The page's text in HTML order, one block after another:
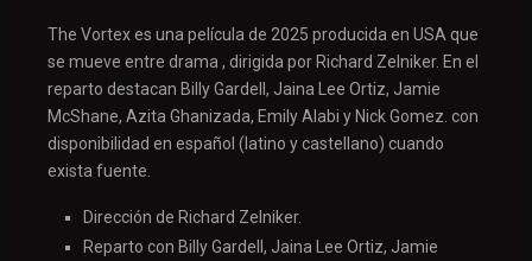
The Vortex es una película de 2025 producida en USA que
se mueve entre drama , dirigida por Richard Zelniker. En el
reparto destacan Billy Gardell, Jaina Lee Ortiz, Jamie
McShane, Azita Ghanizada, Emily Alabi y Nick Gomez. con
disponibilidad en español (latino y castellano) cuando
exista fuente.
Dirección de Richard Zelniker.
Reparto con Billy Gardell, Jaina Lee Ortiz, Jamie